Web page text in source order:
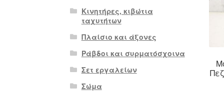
Κινητήρες, κιβώτια
ταχυτήτων
Πλαίσιο και άξονες
Ράβδοι και συρματόσχοινα
Σετ εργαλείων
Σώμα